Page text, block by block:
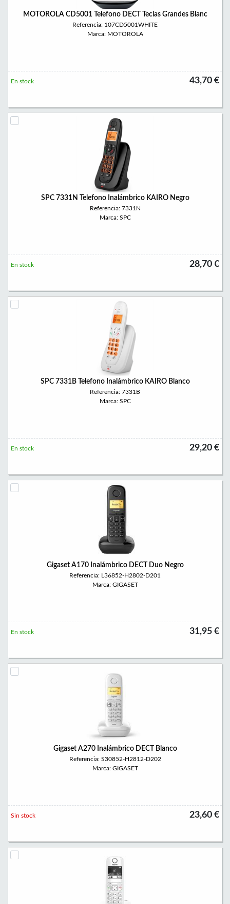
MOTOROLA CD5001 Telefono DECT Teclas Grandes Blanc
Referencia: 107CD5001WHITE
Marca: MOTOROLA
43,70 €
En stock
SPC 7331N Telefono Inalámbrico KAIRO Negro
Referencia: 7331N
Marca: SPC
28,70 €
En stock
SPC 7331B Telefono Inalámbrico KAIRO Blanco
Referencia: 7331B
Marca: SPC
29,20 €
En stock
Gigaset A170 Inalámbrico DECT Duo Negro
Referencia: L36852-H2802-D201
Marca: GIGASET
31,95 €
En stock
Gigaset A270 Inalámbrico DECT Blanco
Referencia: S30852-H2812-D202
Marca: GIGASET
23,60 €
Sin stock